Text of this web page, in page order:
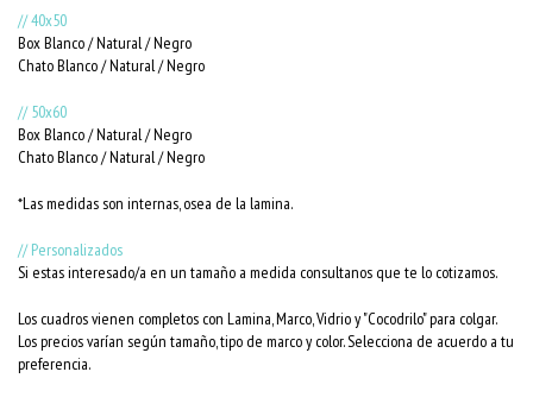
// 40x50
Box Blanco / Natural / Negro
Chato Blanco / Natural / Negro
// 50x60
Box Blanco / Natural / Negro
Chato Blanco / Natural / Negro
*Las medidas son internas, osea de la lamina.
// Personalizados
Si estas interesado/a en un tamaño a medida consultanos que te lo cotizamos.
Los cuadros vienen completos con Lamina, Marco, Vidrio y "Cocodrilo" para colgar.
Los precios varían según tamaño, tipo de marco y color. Selecciona de acuerdo a tu
preferencia.